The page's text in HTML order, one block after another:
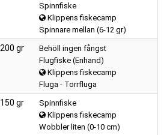
Spinnfiske
Klippens fiskecamp
Spinnare mellan (6-12 gr)
200 gr
Behöll ingen fångst
Flugfiske (Enhand)
Klippens fiskecamp
Fluga - Torrfluga
150 gr
Spinnfiske
Klippens fiskecamp
Wobbler liten (0-10 cm)